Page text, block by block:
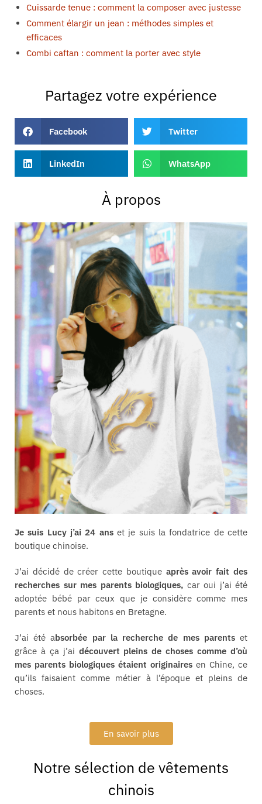
Cuissarde tenue : comment la composer avec justesse
Comment élargir un jean : méthodes simples et
efficaces
Combi caftan : comment la porter avec style
Partagez votre expérience
Facebook Twitter
LinkedIn WhatsApp
À propos
Je suis Lucy j’ai 24 anset je suis la fondatrice de cette
boutique chinoise.
J’ai décidé de créer cette boutique après avoir fait des
recherches sur mes parents biologiques, car oui j’ai été
adoptée bébé par ceux que je considère comme mes
parents et nous habitons en Bretagne.
J’ai été absorbée par la recherche de mes parentset
grâce à ça j’ai découvert pleins de choses comme d’où
mes parents biologiques étaient originaires en Chine, ce
qu’ils faisaient comme métier à l’époque et pleins de
choses.
En savoir plus
Notre sélection de vêtements
chinois